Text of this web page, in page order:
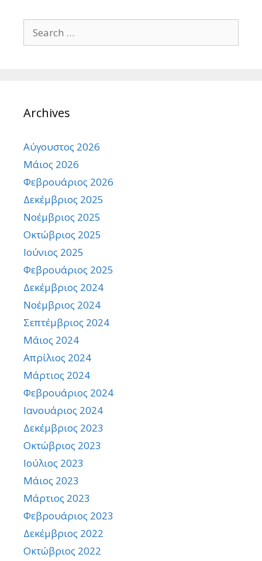
Search
for:
Archives
Αύγουστος 2026
Μάιος 2026
Φεβρουάριος 2026
Δεκέμβριος 2025
Νοέμβριος 2025
Οκτώβριος 2025
Ιούνιος 2025
Φεβρουάριος 2025
Δεκέμβριος 2024
Νοέμβριος 2024
Σεπτέμβριος 2024
Μάιος 2024
Απρίλιος 2024
Μάρτιος 2024
Φεβρουάριος 2024
Ιανουάριος 2024
Δεκέμβριος 2023
Οκτώβριος 2023
Ιούλιος 2023
Μάιος 2023
Μάρτιος 2023
Φεβρουάριος 2023
Δεκέμβριος 2022
Οκτώβριος 2022